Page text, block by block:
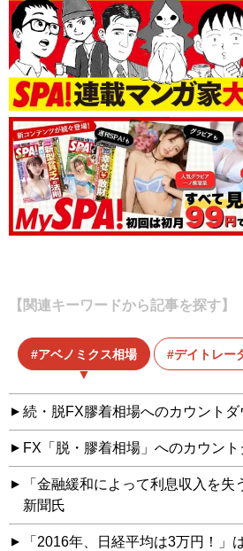
【関連キーワードから記事を探す】
アベノミクス相場 デイトレー
続・脱FX膠着相場へのカウントダ
FX「脱・膠着相場」へのカウント
「金融緩和によって利息収入を失
新聞氏
「2016年、日経平均は3万円！」